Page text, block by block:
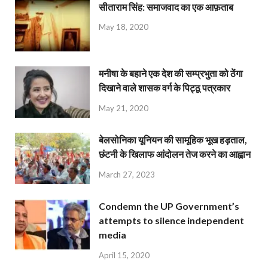
सीताराम सिंह: समाजवाद का एक आफ़ताब
May 18, 2020
मनीषा के बहाने एक देश की सम्प्रभुता को ठेंगा
दिखाने वाले शासक वर्ग के पिट्ठू पत्रकार
May 21, 2020
बेलसोनिका यूनियन की सामूहिक भूख हड़ताल,
छंटनी के खिलाफ आंदोलन तेज करने का आह्वान
March 27, 2023
Condemn the UP Government’s
attempts to silence independent
media
April 15, 2020